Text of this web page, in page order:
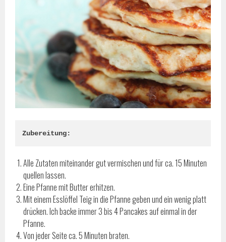
Zubereitung:
Alle Zutaten miteinander gut vermischen und für ca. 15 Minuten
quellen lassen.
Eine Pfanne mit Butter erhitzen.
Mit einem Esslöffel Teig in die Pfanne geben und ein wenig platt
drücken. Ich backe immer 3 bis 4 Pancakes auf einmal in der
Pfanne.
Von jeder Seite ca. 5 Minuten braten.